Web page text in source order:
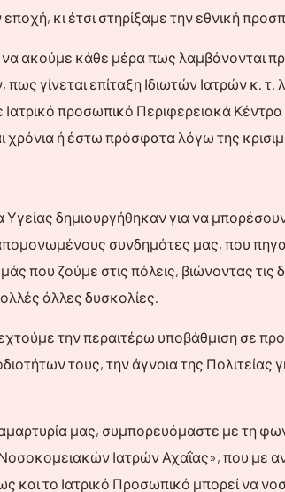
κι έτσι στηρίξαμε την εθνική
ακούμε κάθε μέρα πως λαμβάνονται
γίνεται επίταξη Ιδιωτών Ιατρών κ.
προσωπικό Περιφερειακά
ή έστω πρόσφατα λόγω της
Υγείας δημιουργήθηκαν για να
συνδημότες μας, που
που ζούμε στις πόλεις, βιώνοντας
άλλες δυσκολίες.
την περαιτέρω υποβάθμιση σε
τους, την άγνοια της Πολιτείας
μας, συμπορευόμαστε με τη
Ιατρών Αχαΐας», που με
και το Ιατρικό Προσωπικό μπορεί να